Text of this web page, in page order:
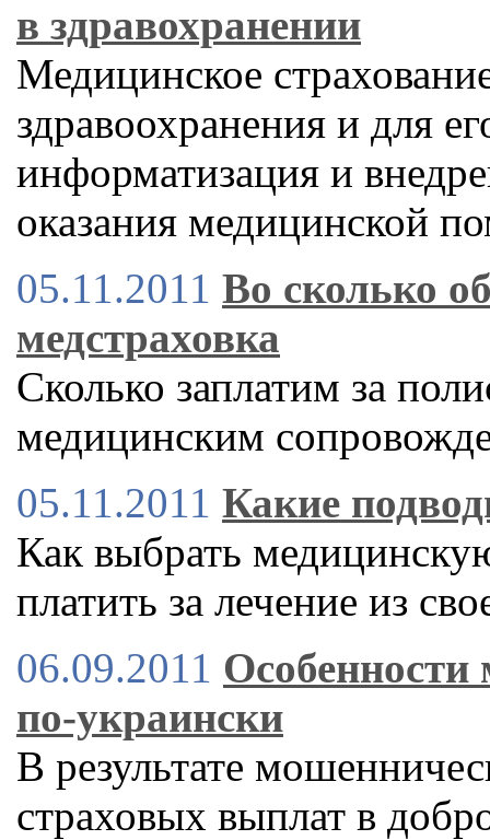
в здравохранении
Медицинское
здравоохранения и для
информатизация и
оказания медицинской
05.11.2011 Во сколько
медстраховка
Сколько заплатим за
медицинским
05.11.2011 Какие
Как выбрать
платить за лечение из
06.09.2011 Особенности
по-украински
В результате
страховых выплат в